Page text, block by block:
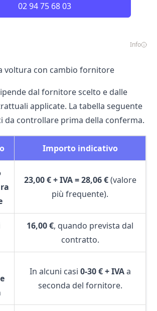
02 94 75 68 03
Info
voltura con cambio fornitore
dal fornitore scelto e dalle
applicate. La tabella seguente
da controllare prima della conferma.
Importo indicativo
23,00 € + IVA = 28,06 €(valore
più frequente).
16,00 €, quando prevista dal
contratto.
In alcuni casi 0-30 € + IVAa
seconda del fornitore.